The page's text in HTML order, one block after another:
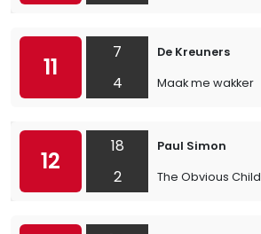
11
7
4
De Kreuners
Maak me wakker
12
18
2
Paul Simon
The Obvious Child